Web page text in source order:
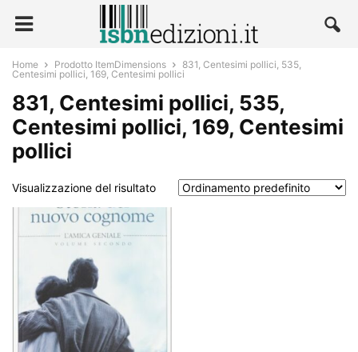
Home Prodotto ItemDimensions
831, Centesimi pollici, 535,
Centesimi pollici, 169, Centesimi pollici
831, Centesimi pollici, 535,
Centesimi pollici, 169, Centesimi
pollici
Visualizzazione del risultato